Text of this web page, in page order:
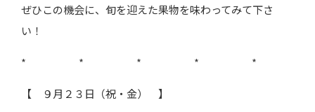
ぜひこの機会に、旬を迎えた果物を味わってみて下さ
い！
* * * * *
【 ９月２３日（祝・金） 】